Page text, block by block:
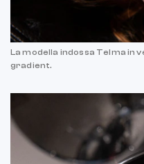
La modella indossa Telma in
gradient.